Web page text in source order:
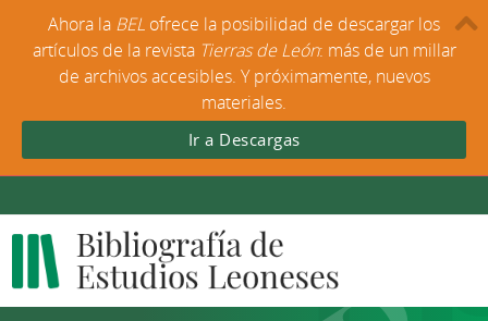
Ahora la BEL ofrece la posibilidad de descargar los
artículos de la revista Tierras de León: más de un millar
de archivos accesibles. Y próximamente, nuevos
materiales.
Ir a Descargas